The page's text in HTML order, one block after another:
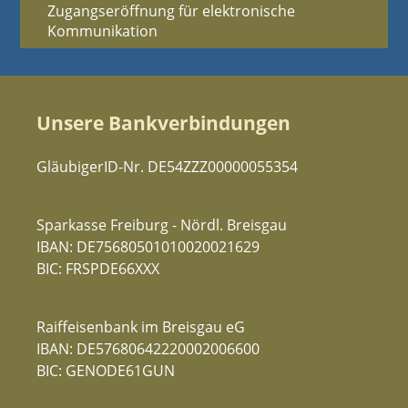
Zugangseröffnung für elektronische
Kommunikation
Unsere Bankverbindungen
GläubigerID-Nr. DE54ZZZ00000055354
Sparkasse Freiburg - Nördl. Breisgau
IBAN: DE75680501010020021629
BIC: FRSPDE66XXX
Raiffeisenbank im Breisgau eG
IBAN: DE57680642220002006600
BIC: GENODE61GUN